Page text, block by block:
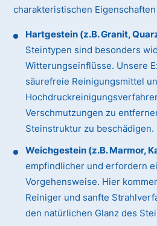
charakteristischen
Hartgestein (z.B. Granit,
Steintypen sind besonders
Witterungseinflüsse. Unsere
säurefreie Reinigungsmittel
Verschmutzungen zu
Steinstruktur zu beschädigen.
Weichgestein (z.B. Marmor,
empfindlicher und erfordern
Vorgehensweise. Hier
Reiniger und sanfte
den natürlichen Glanz des